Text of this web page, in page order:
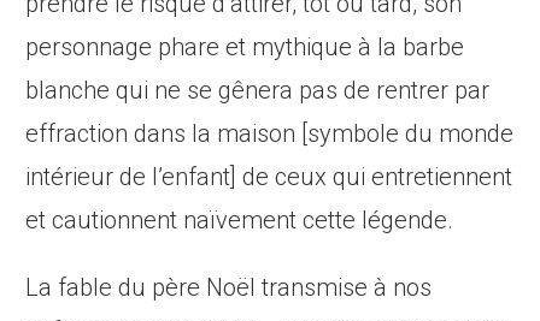
personnage phare et mythique à la barbe
blanche qui ne se gênera pas de rentrer par
effraction dans la maison [symbole du monde
intérieur de l’enfant] de ceux qui entretiennent
et cautionnent naïvement cette légende.
La fable du père Noël transmise à nos